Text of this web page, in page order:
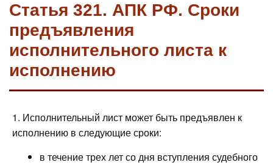
Статья 321. АПК РФ. Сроки
предъявления
исполнительного листа к
исполнению
1. Исполнительный лист может быть предъявлен к
исполнению в следующие сроки:
в течение трех лет со дня вступления судебного